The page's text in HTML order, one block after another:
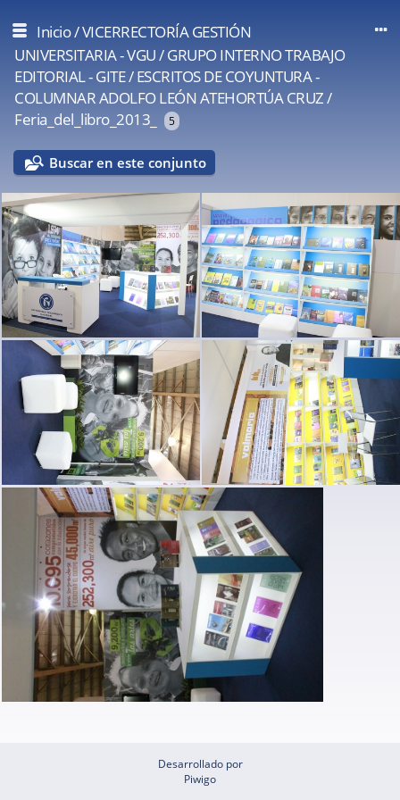
Inicio/VICERRECTORÍA GESTIÓN
UNIVERSITARIA - VGU/GRUPO INTERNO TRABAJO
EDITORIAL - GITE/ESCRITOS DE COYUNTURA -
COLUMNAR ADOLFO LEÓN ATEHORTÚA CRUZ/
Feria_del_libro_2013_
5
Buscar en este conjunto
Desarrollado por
Piwigo